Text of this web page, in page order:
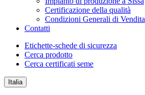
Certificazione della qualità
Condizioni Generali di Vendita
Contatti
Etichette-schede di sicurezza
Cerca prodotto
Cerca certificati seme
Italia